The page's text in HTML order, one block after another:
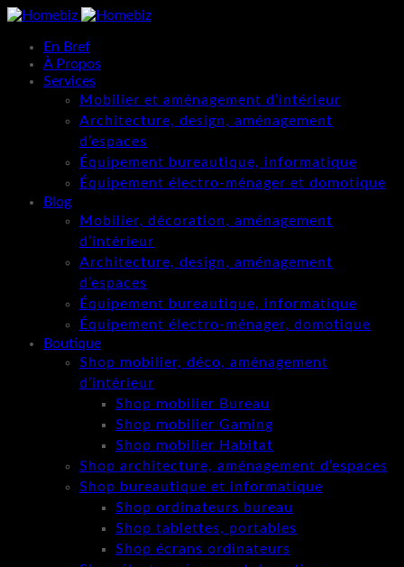
En Bref
À Propos
Services
Mobilier et aménagement d’intérieur
Architecture, design, aménagement
d’espaces
Équipement bureautique, informatique
Équipement électro-ménager et domotique
Blog
Mobilier, décoration, aménagement
d’intérieur
Architecture, design, aménagement
d’espaces
Équipement bureautique, informatique
Équipement électro-ménager, domotique
Boutique
Shop mobilier, déco, aménagement
d’intérieur
Shop mobilier Bureau
Shop mobilier Gaming
Shop mobilier Habitat
Shop architecture, aménagement d’espaces
Shop bureautique et informatique
Shop ordinateurs bureau
Shop tablettes, portables
Shop écrans ordinateurs